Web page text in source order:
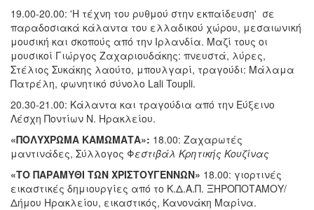
19.00-20.00: 'Η τέχνη του ρυθμού στην εκπαίδευση' σε
παραδοσιακά κάλαντα του ελλαδικού χώρου, μεσαιωνική
μουσική και σκοπούς από την Ιρλανδία. Mαζί τους οι
μουσικοί Γιώργος Ζαχαριουδάκης: πνευστά, λύρες,
Στέλιος Συκάκης λαούτο, μπουλγαρί, τραγούδι: Μάλαμα
Πατρέλη, φωνητικό σύνολο Lali Toupli.
20.30-21.00: Κάλαντα και τραγούδια από την Εύξεινο
Λέσχη Ποντίων Ν. Ηρακλείου.
«ΠΟΛΥΧΡΩΜΑ ΚΑΜΩΜΑΤΑ»: 18.00: Ζαχαρωτές
μαντινάδες, Σύλλογος Φεστιβάλ Κρητικής Κουζίνας
«ΤΟ ΠΑΡΑΜΥΘΙ ΤΩΝ ΧΡΙΣΤΟΥΓΕΝΝΩΝ» 18.00: γιορτινές
εικαστικές δημιουργίες από το Κ.Δ.Α.Π. ΞΗΡΟΠΟΤΑΜΟΥ/
Δήμου Ηρακλείου, εικαστικός, Κανονάκη Μαρίνα.